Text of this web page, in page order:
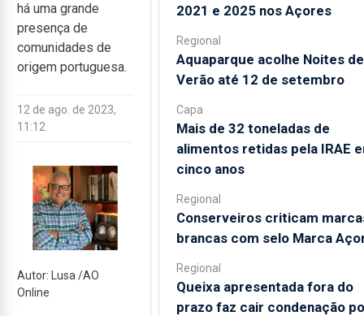
há uma grande
presença de
comunidades de
origem portuguesa.
12 de ago. de 2023,
11:12
Autor: Lusa /AO
Online
2021 e 2025 nos Açores
Regional
Aquaparque acolhe Noites de
Verão até 12 de setembro
Capa
Mais de 32 toneladas de
alimentos retidas pela IRAE
cinco anos
Regional
Conserveiros criticam
brancas com selo Marca
Regional
Queixa apresentada fora do
prazo faz cair condenação